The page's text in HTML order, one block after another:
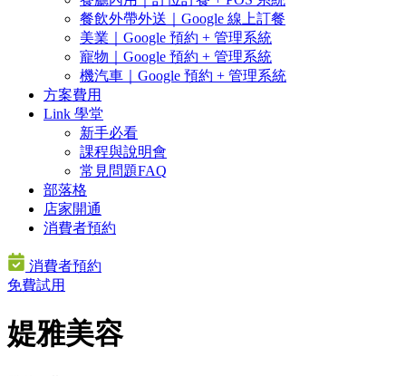
餐飲外帶外送｜Google 線上訂餐
美業｜Google 預約 + 管理系統
寵物｜Google 預約 + 管理系統
機汽車｜Google 預約 + 管理系統
方案費用
Link 學堂
新手必看
課程與說明會
常見問題FAQ
部落格
店家開通
消費者預約
消費者預約
免費試用
媞雅美容